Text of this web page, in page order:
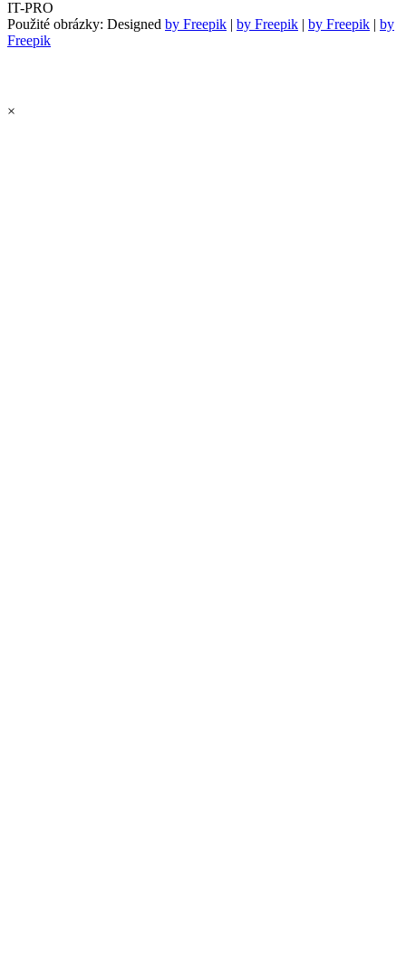
IT-PRO
Použité obrázky: Designed by Freepik | by Freepik | by Freepik | by
Freepik
×